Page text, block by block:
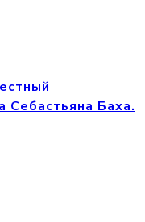
Себастьяна Баха.